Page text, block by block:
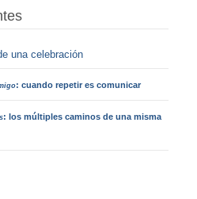
una celebración
: cuando repetir es comunicar
: los múltiples caminos de una misma